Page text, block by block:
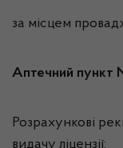
за місцем
Аптечний пункт
Розрахункові
видачу ліцензії: